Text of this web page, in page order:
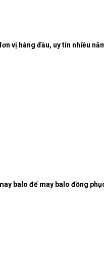
vị hàng đầu, uy tín nhiều
balo để may balo đồng